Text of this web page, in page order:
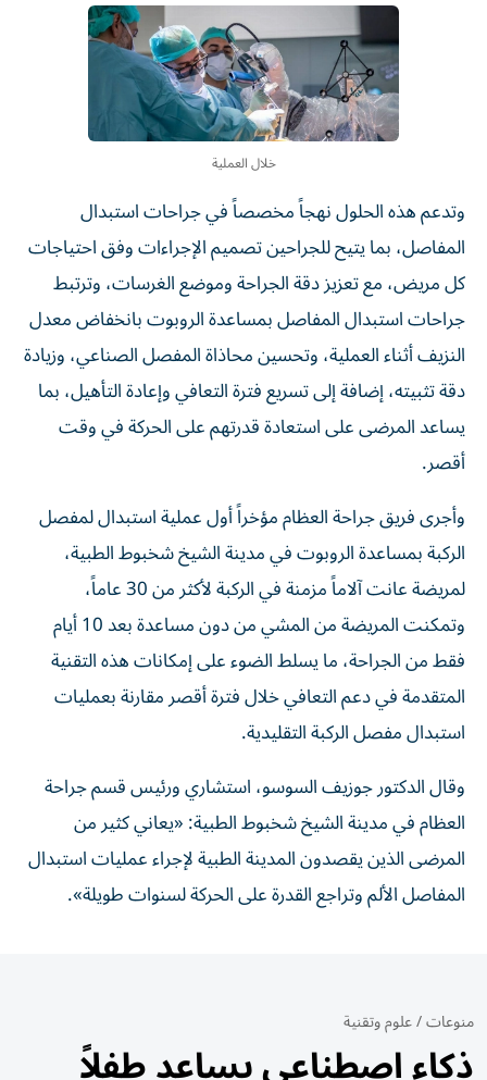
خلال العملية
وتدعم هذه الحلول نهجاً مخصصاً في جراحات استبدال
المفاصل، بما يتيح للجراحين تصميم الإجراءات وفق احتياجات
كل مريض، مع تعزيز دقة الجراحة وموضع الغرسات، وترتبط
جراحات استبدال المفاصل بمساعدة الروبوت بانخفاض معدل
النزيف أثناء العملية، وتحسين محاذاة المفصل الصناعي، وزيادة
دقة تثبيته، إضافة إلى تسريع فترة التعافي وإعادة التأهيل، بما
يساعد المرضى على استعادة قدرتهم على الحركة في وقت
أقصر.
وأجرى فريق جراحة العظام مؤخراً أول عملية استبدال لمفصل
الركبة بمساعدة الروبوت في مدينة الشيخ شخبوط الطبية،
لمريضة عانت آلاماً مزمنة في الركبة لأكثر من 30 عاماً،
وتمكنت المريضة من المشي من دون مساعدة بعد 10 أيام
فقط من الجراحة، ما يسلط الضوء على إمكانات هذه التقنية
المتقدمة في دعم التعافي خلال فترة أقصر مقارنة بعمليات
استبدال مفصل الركبة التقليدية.
وقال الدكتور جوزيف السوسو، استشاري ورئيس قسم جراحة
العظام في مدينة الشيخ شخبوط الطبية: «يعاني كثير من
المرضى الذين يقصدون المدينة الطبية لإجراء عمليات استبدال
المفاصل الألم وتراجع القدرة على الحركة لسنوات طويلة».
منوعات/علوم وتقنية